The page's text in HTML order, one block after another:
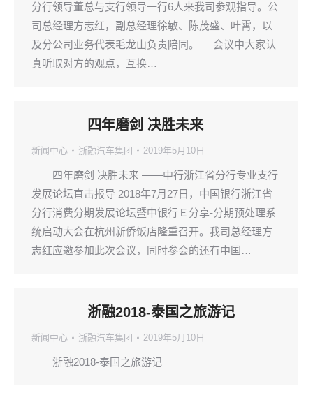
分行领导董总与支行领导一行6人来我司参观指导。公
司总经理方志红，副总经理徐敏、陈茂盛、叶霄，以
及分公司业务代表毛龙山负责陪同。 会议中大家认
真听取对方的观点，互换…
四年磨剑 决胜未来
新闻中心 浙融汽车集团 2019年5月10日
四年磨剑 决胜未来 ——中行浙江省分行专业支行
发展论坛直击报导 2018年7月27日，中国银行浙江省
分行消费分期发展论坛暨中银行Ｅ分享-分期预处理系
统启动大会在杭州新侨饭店隆重召开。我司总经理方
志红应邀参加此次会议，同时参会的还有中国…
浙融2018-泰国之旅游记
新闻中心 浙融汽车集团 2019年5月10日
浙融2018-泰国之旅游记